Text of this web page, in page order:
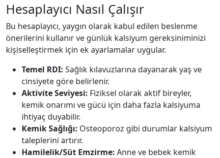
Hesaplayıcı Nasıl Çalışır
Bu hesaplayıcı, yaygın olarak kabul edilen beslenme
önerilerini kullanır ve günlük kalsiyum gereksiniminizi
kişiselleştirmek için ek ayarlamalar uygular.
Temel RDI: Sağlık kılavuzlarına dayanarak yaş ve
cinsiyete göre belirlenir.
Aktivite Seviyesi: Fiziksel olarak aktif bireyler,
kemik onarımı ve gücü için daha fazla kalsiyuma
ihtiyaç duyabilir.
Kemik Sağlığı: Osteoporoz gibi durumlar kalsiyum
taleplerini artırır.
Hamilelik/Süt Emzirme: Anne ve bebek kemik